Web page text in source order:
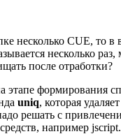
несколько CUE, то в
несколько раз,
после отработки?
этапе формирования
uniq, которая
решать с
например jscript.